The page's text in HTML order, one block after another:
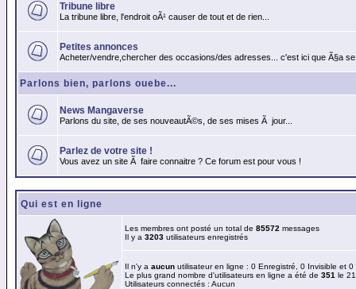
Tribune libre
La tribune libre, l'endroit oÃ¹ causer de tout et de rien...
Petites annonces
Acheter/vendre,chercher des occasions/des adresses... c'est ici que Ã§a
Parlons bien, parlons ouebe...
News Mangaverse
Parlons du site, de ses nouveautÃ©s, de ses mises Ã jour...
Parlez de votre site !
Vous avez un site Ã faire connaitre ? Ce forum est pour vous !
Qui est en ligne
Les membres ont posté un total de 85572 messages
Il y a 3203 utilisateurs enregistrés
Il n'y a aucun utilisateur en ligne : 0 Enregistré, 0 Invisible et
Le plus grand nombre d'utilisateurs en ligne a été de 351 le
Utilisateurs connectés : Aucun